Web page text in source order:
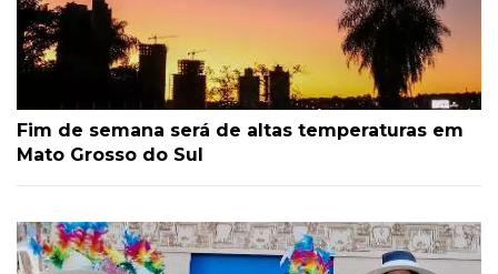
Fim de semana será de altas temperaturas em
Mato Grosso do Sul